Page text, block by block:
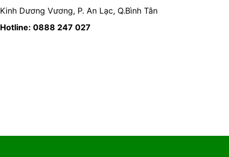
Kinh Dương Vương, P. An Lạc, Q.Bình Tân
Hotline: 0888 247 027